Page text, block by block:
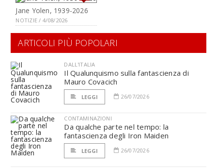
Jane Yolen, 1939-2026
NOTIZIE / 4/08/2026
ARTICOLI PIÙ POPOLARI
DALL'ITALIA
Il Qualunquismo sulla fantascienza di
Mauro Covacich
LEGGI 26/07/2026
CONTAMINAZIONI
Da qualche parte nel tempo: la
fantascienza degli Iron Maiden
LEGGI 26/07/2026